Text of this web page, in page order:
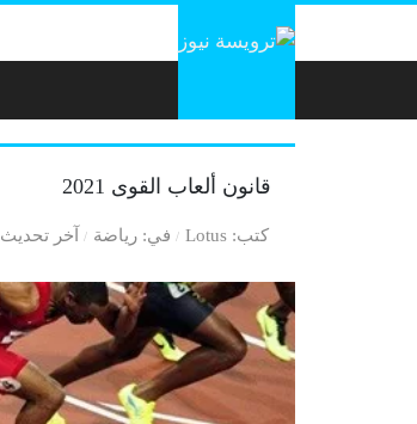
قانون ألعاب القوى 2021
كتب Lotus في رياضة آخر تحديث